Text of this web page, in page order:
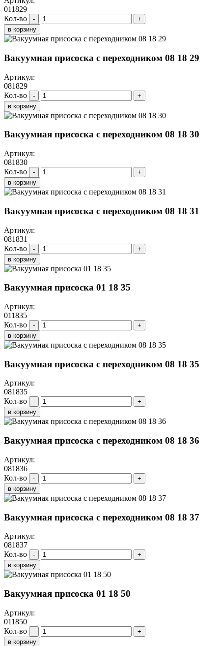
011829
Кол-во
-
+
в корзину
Вакуумная присоска с переходником 08 18 29
Артикул:
081829
Кол-во
-
+
в корзину
Вакуумная присоска с переходником 08 18 30
Артикул:
081830
Кол-во
-
+
в корзину
Вакуумная присоска с переходником 08 18 31
Артикул:
081831
Кол-во
-
+
в корзину
Вакуумная присоска 01 18 35
Артикул:
011835
Кол-во
-
+
в корзину
Вакуумная присоска с переходником 08 18 35
Артикул:
081835
Кол-во
-
+
в корзину
Вакуумная присоска с переходником 08 18 36
Артикул:
081836
Кол-во
-
+
в корзину
Вакуумная присоска с переходником 08 18 37
Артикул:
081837
Кол-во
-
+
в корзину
Вакуумная присоска 01 18 50
Артикул:
011850
Кол-во
-
+
в корзину